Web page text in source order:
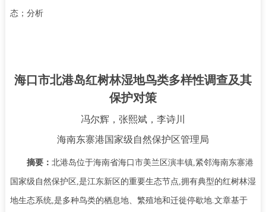
态；分析
海口市北港岛红树林湿地鸟类多样性调查及其
保护对策
冯尔辉，张熙斌，李诗川
海南东寨港国家级自然保护区管理局
摘要： 北港岛位于海南省海口市美兰区演丰镇,紧邻海南东寨港
国家级自然保护区 ,是江东新区的重要生态节点,拥有典型的红树林湿
地生态系统,是多种鸟类的栖息地、繁殖地和迁徙停歇地.文章基于